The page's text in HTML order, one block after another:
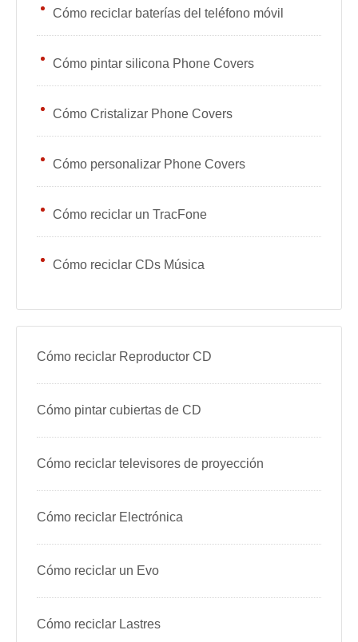
Cómo reciclar baterías del teléfono móvil
Cómo pintar silicona Phone Covers
Cómo Cristalizar Phone Covers
Cómo personalizar Phone Covers
Cómo reciclar un TracFone
Cómo reciclar CDs Música
Cómo reciclar Reproductor CD
Cómo pintar cubiertas de CD
Cómo reciclar televisores de proyección
Cómo reciclar Electrónica
Cómo reciclar un Evo
Cómo reciclar Lastres